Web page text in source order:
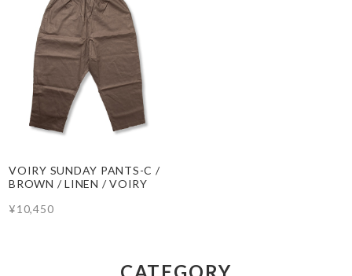
VOIRY SUNDAY PANTS-C /
BROWN / LINEN / VOIRY
¥10,450